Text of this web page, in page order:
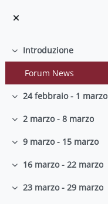
Minimizza
Introduzione
Forum News
Minimizza
24 febbraio - 1 marzo
Minimizza
2 marzo - 8 marzo
Minimizza
9 marzo - 15 marzo
Minimizza
16 marzo - 22 marzo
Minimizza
23 marzo - 29 marzo